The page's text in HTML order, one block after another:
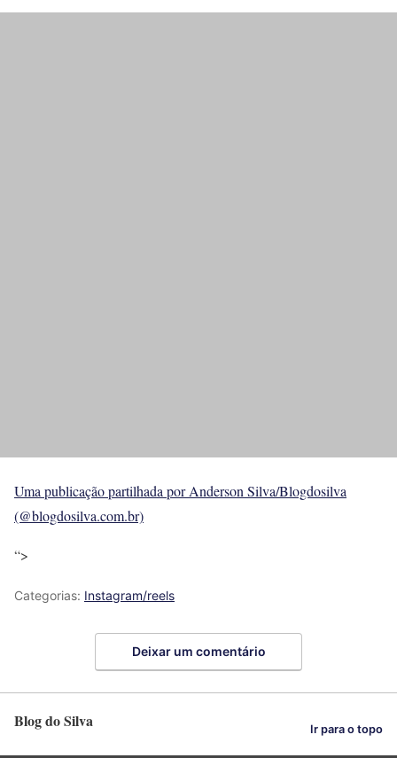
Uma publicação partilhada por Anderson Silva/Blogdosilva
(@blogdosilva.com.br)
“>
Categorias: Instagram/reels
Deixar um comentário
Blog do Silva Ir para o topo